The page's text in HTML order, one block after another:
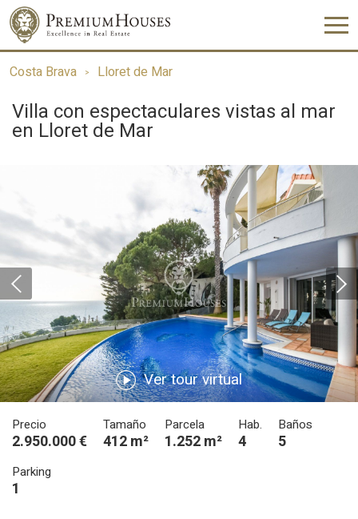
Costa Brava Lloret de Mar
Villa con espectaculares vistas al mar
en Lloret de Mar
Ver tour virtual
Precio
2.950.000 €
Tamaño
412 m²
Parcela
1.252 m²
Hab.
4
Baños
5
Parking
1